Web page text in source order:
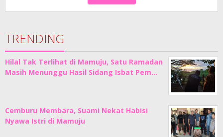
TRENDING
Hilal Tak Terlihat di Mamuju, Satu Ramadan
Masih Menunggu Hasil Sidang Isbat Pem…
Cemburu Membara, Suami Nekat Habisi
Nyawa Istri di Mamuju